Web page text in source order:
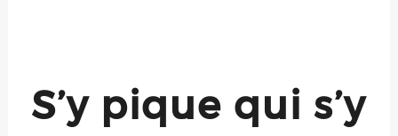
S’y pique qui s’y